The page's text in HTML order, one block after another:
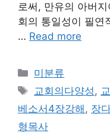
로써, 만유의 아버
회의 통일성이 필연
… Read more
Categories
미분류
Tags
교회의다양성,
베소서4장강해 , 장
형목사